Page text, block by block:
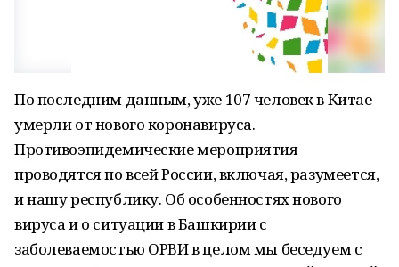
По последним данным, уже 107 человек в Китае
умерли от нового коронавируса.
Противоэпидемические мероприятия
проводятся по всей России, включая, разумеется,
и нашу республику. Об особенностях нового
вируса и о ситуации в Башкирии с
заболеваемостью ОРВИ в целом мы беседуем с